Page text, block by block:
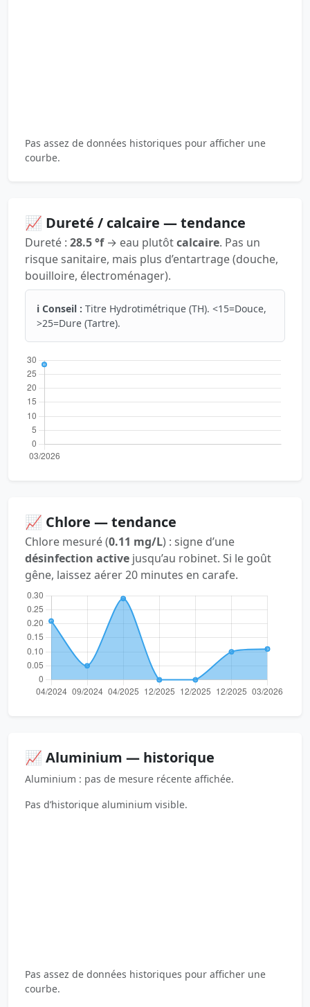
Pas assez de données historiques pour afficher une
courbe.
📈 Dureté / calcaire — tendance
Dureté : 28.5 °f→ eau plutôtcalcaire. Pas un
risque sanitaire, mais plus d’entartrage (douche,
bouilloire, électroménager).
ℹ️ Conseil : Titre Hydrotimétrique (TH). <15=Douce,
>25=Dure (Tartre).
📈 Chlore — tendance
Chlore mesuré (0.11 mg/L) : signe d’une
désinfection active jusqu’au robinet. Si le goût
gêne, laissez aérer 20 minutes en carafe.
📈 Aluminium — historique
Aluminium : pas de mesure récente affichée.
Pas d’historique aluminium visible.
Pas assez de données historiques pour afficher une
courbe.